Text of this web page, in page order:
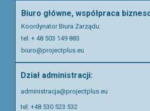
Biuro główne, współpraca
Koordynator Biura Zarządu:
tel: + 48 503 149 883
biuro@projectplus.eu
Dział administracji:
administracja@projectplus.eu
tel: +48 530 523 532